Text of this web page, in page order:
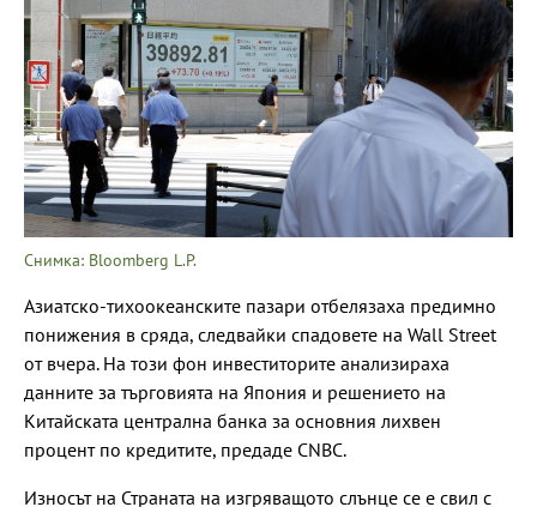
Снимка: Bloomberg L.P.
Азиатско-тихоокеанските пазари отбелязаха предимно
понижения в сряда, следвайки спадовете на Wall Street
от вчера. На този фон инвеститорите анализираха
данните за търговията на Япония и решението на
Китайската централна банка за основния лихвен
процент по кредитите, предаде CNBC.
Износът на Страната на изгряващото слънце се е свил с